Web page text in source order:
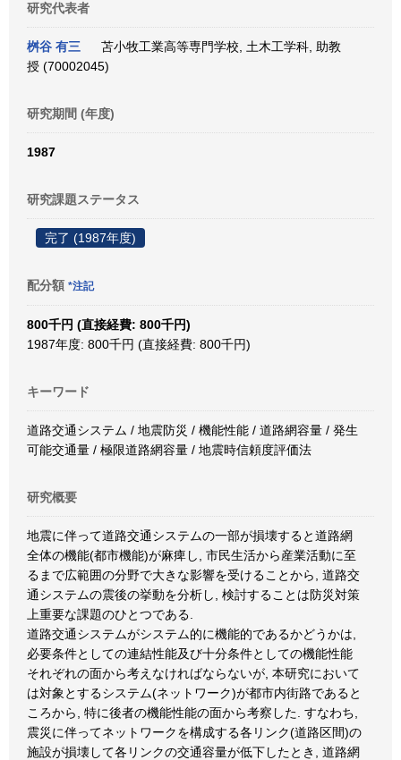
研究代表者
桝谷 有三
苫小牧工業高等専門学校, 土木工学科, 助教
授 (70002045)
研究期間 (年度)
1987
研究課題ステータス
完了 (1987年度)
配分額 *注記
800千円 (直接経費: 800千円)
1987年度: 800千円 (直接経費: 800千円)
キーワード
道路交通システム / 地震防災 / 機能性能 / 道路網容量 / 発生
可能交通量 / 極限道路網容量 / 地震時信頼度評価法
研究概要
地震に伴って道路交通システムの一部が損壊すると道路網
全体の機能(都市機能)が麻痺し, 市民生活から産業活動に至
るまで広範囲の分野で大きな影響を受けることから, 道路交
通システムの震後の挙動を分析し, 検討することは防災対策
上重要な課題のひとつである.
道路交通システムがシステム的に機能的であるかどうかは,
必要条件としての連結性能及び十分条件としての機能性能
それぞれの面から考えなければならないが, 本研究において
は対象とするシステム(ネットワーク)が都市内街路であると
ころから, 特に後者の機能性能の面から考察した. すなわち,
震災に伴ってネットワークを構成する各リンク(道路区間)の
施設が損壊して各リンクの交通容量が低下したとき, 道路網